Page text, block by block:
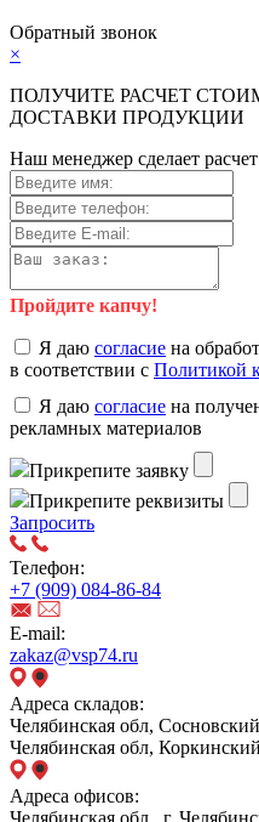
Обратный звонок
×
ПОЛУЧИТЕ РАСЧЕТ
ДОСТАВКИ ПРОДУКЦИИ
Наш менеджер сделает
Пройдите капчу!
Я даю согласие на
в соответствии с Политикой
Я даю согласие на
рекламных материалов
Прикрепите заявку
Прикрепите реквизиты
Запросить
Телефон:
+7 (909) 084-86-84
E-mail:
zakaz@vsp74.ru
Адреса складов:
Челябинская обл,
Челябинская обл,
Адреса офисов:
Челябинская обл., г.